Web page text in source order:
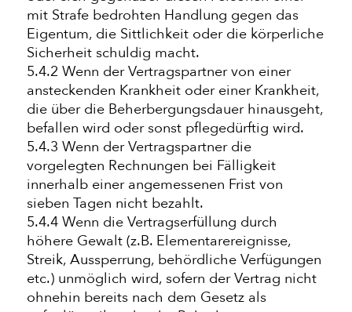
mit Strafe bedrohten Handlung gegen das
Eigentum, die Sittlichkeit oder die körperliche
Sicherheit schuldig macht.
5.4.2 Wenn der Vertragspartner von einer
ansteckenden Krankheit oder einer Krankheit,
die über die Beherbergungsdauer hinausgeht,
befallen wird oder sonst pflegedürftig wird.
5.4.3 Wenn der Vertragspartner die
vorgelegten Rechnungen bei Fälligkeit
innerhalb einer angemessenen Frist von
sieben Tagen nicht bezahlt.
5.4.4 Wenn die Vertragserfüllung durch
höhere Gewalt (z.B. Elementarereignisse,
Streik, Aussperrung, behördliche Verfügungen
etc.) unmöglich wird, sofern der Vertrag nicht
ohnehin bereits nach dem Gesetz als